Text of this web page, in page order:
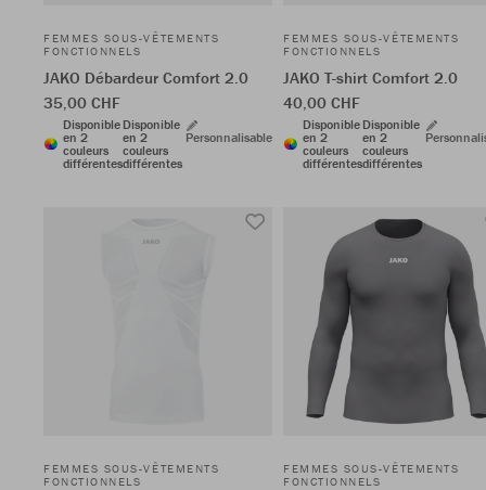
FEMMES SOUS-VÊTEMENTS
FONCTIONNELS
JAKO Débardeur Comfort 2.0
35,00 CHF
Disponible
en 2
couleurs
différentes
Disponible
en 2
couleurs
différentes
Personnalisable
FEMMES SOUS-VÊTEMENTS
FONCTIONNELS
JAKO T-shirt Comfort 2.0
40,00 CHF
Disponible
en 2
couleurs
différentes
Disponible
en 2
couleurs
différentes
FEMMES SOUS-VÊTEMENTS
FONCTIONNELS
FEMMES SOUS-VÊTEMENTS
FONCTIONNELS